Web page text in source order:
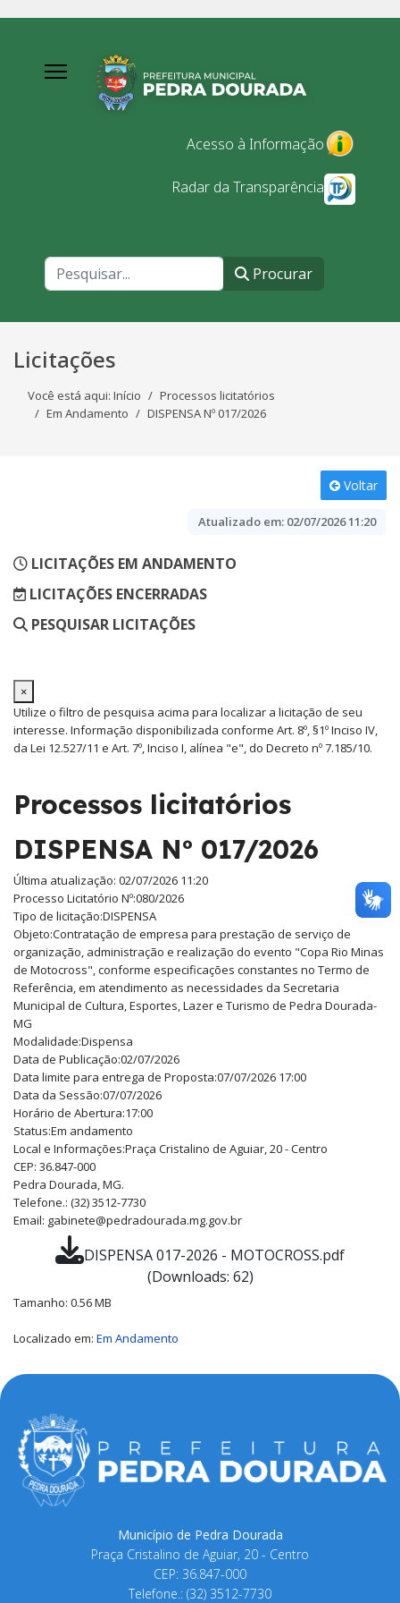
Acesso à Informação
Radar da Transparência
Procurar
Licitações
Você está aqui: Início
Processos licitatórios
Em Andamento
DISPENSA Nº 017/2026
Voltar
Atualizado em: 02/07/2026 11:20
LICITAÇÕES EM ANDAMENTO
LICITAÇÕES ENCERRADAS
PESQUISAR LICITAÇÕES
×
Utilize o filtro de pesquisa acima para localizar a licitação de seu
interesse. Informação disponibilizada conforme Art. 8º, §1º Inciso IV,
da Lei 12.527/11 e Art. 7º, Inciso I, alínea "e", do Decreto nº 7.185/10.
Processos licitatórios
DISPENSA Nº 017/2026
Última atualização: 02/07/2026 11:20
Processo Licitatório Nº:080/2026
Tipo de licitação:DISPENSA
Objeto:Contratação de empresa para prestação de serviço de
organização, administração e realização do evento "Copa Rio Minas
de Motocross", conforme especificações constantes no Termo de
Referência, em atendimento as necessidades da Secretaria
Municipal de Cultura, Esportes, Lazer e Turismo de Pedra Dourada-
MG
Modalidade:Dispensa
Data de Publicação:02/07/2026
Data limite para entrega de Proposta:07/07/2026 17:00
Data da Sessão:07/07/2026
Horário de Abertura:17:00
Status:Em andamento
Local e Informações:Praça Cristalino de Aguiar, 20 - Centro
CEP: 36.847-000
Pedra Dourada, MG.
Telefone.: (32) 3512-7730
Email: gabinete@pedradourada.mg.gov.br
DISPENSA 017-2026 - MOTOCROSS.pdf
(Downloads: 62)
Tamanho: 0.56 MB
Localizado em: Em Andamento
Município de Pedra Dourada
Praça Cristalino de Aguiar, 20 - Centro
CEP: 36.847-000
Telefone.: (32) 3512-7730